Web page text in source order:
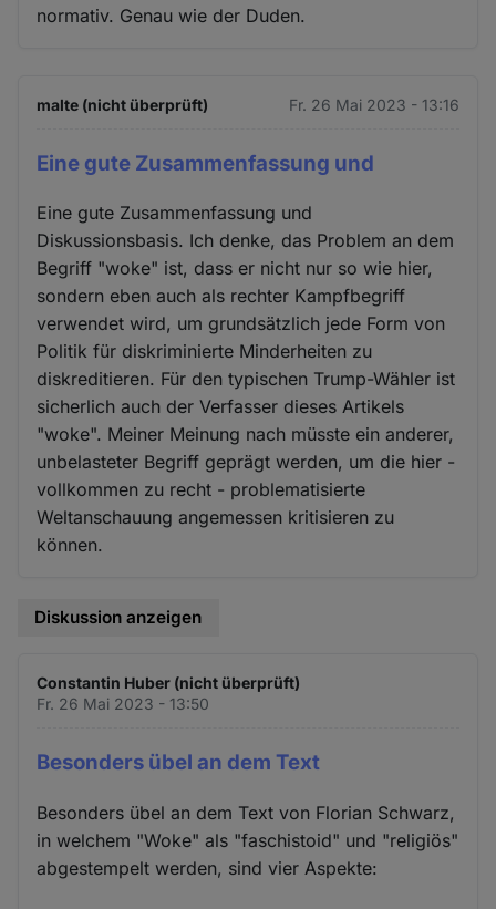
normativ. Genau wie der Duden.
malte (nicht überprüft) Fr. 26 Mai 2023 - 13:16
Eine gute Zusammenfassung und
Eine gute Zusammenfassung und
Diskussionsbasis. Ich denke, das Problem an dem
Begriff "woke" ist, dass er nicht nur so wie hier,
sondern eben auch als rechter Kampfbegriff
verwendet wird, um grundsätzlich jede Form von
Politik für diskriminierte Minderheiten zu
diskreditieren. Für den typischen Trump-Wähler ist
sicherlich auch der Verfasser dieses Artikels
"woke". Meiner Meinung nach müsste ein anderer,
unbelasteter Begriff geprägt werden, um die hier -
vollkommen zu recht - problematisierte
Weltanschauung angemessen kritisieren zu
können.
Diskussion anzeigen
Constantin Huber (nicht überprüft)
Fr. 26 Mai 2023 - 13:50
Besonders übel an dem Text
Besonders übel an dem Text von Florian Schwarz,
in welchem "Woke" als "faschistoid" und "religiös"
abgestempelt werden, sind vier Aspekte: